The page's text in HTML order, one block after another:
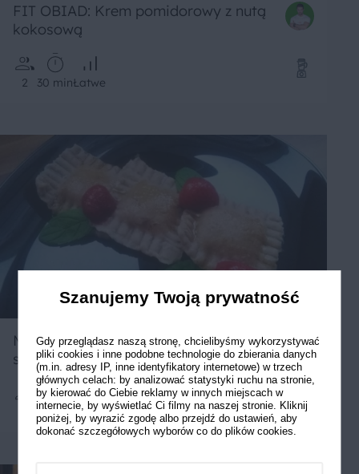
FIT OBIAD: Krem pomidorowy z nutą
kokosową
2 30 minŁatwe
Miętowe ravioli z musem z koziego
serka, miodem i truskawkami
30 minŁatwe
Szanujemy Twoją prywatność
Gdy przeglądasz naszą stronę, chcielibyśmy wykorzystywać
pliki cookies i inne podobne technologie do zbierania danych
(m.in. adresy IP, inne identyfikatory internetowe) w trzech
głównych celach: by analizować statystyki ruchu na stronie,
by kierować do Ciebie reklamy w innych miejscach w
internecie, by wyświetlać Ci filmy na naszej stronie. Kliknij
poniżej, by wyrazić zgodę albo przejdź do ustawień, aby
dokonać szczegółowych wyborów co do plików cookies.